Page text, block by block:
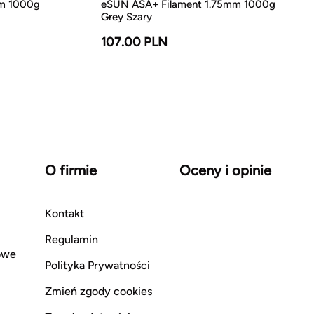
1000g
eSUN ASA+ Filament 1.75mm 1000g
Grey Szary
107.00 PLN
O firmie
Kontakt
Regulamin
Polityka Prywatności
Zmień zgody cookies
Oceny i opinie